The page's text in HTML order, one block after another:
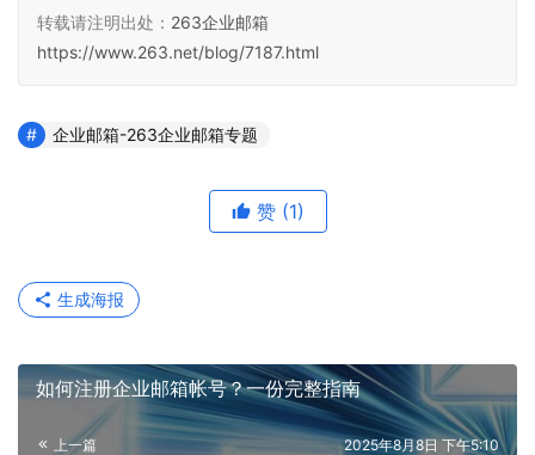
转载请注明出处： 263企业邮箱
https://www.263.net/blog/7187.html
企业邮箱-263企业邮箱专题
赞 (1)
生成海报
如何注册企业邮箱帐号？一份完整指南
上一篇 2025年8月8日 下午5:10